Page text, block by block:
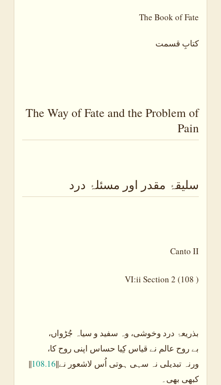
The Book of Fate
کتابِ قسمت
The Way of Fate and the Problem of
Pain
سلیقۂ مقدر اور مسئلۂ درد
Canto II
VI:ii Section 2 (108 )
،بذریعۂ درد وخوشی، وہ سفید و سیاہ جُڑواں
،بے روح عالم نے قیاس کِیا حساس اپنی روح کا
||108.16||ورنہ تبدیلی نہ سہی ہوتی اُس لاشعور نے
کبھی بھی۔